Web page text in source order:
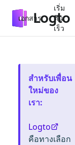
เอกสาร
เริ่ม
ต้น
เร็ว
สำหรับเพื่อน
ใหม่ของ
เรา:
Logto
คือทางเลือก